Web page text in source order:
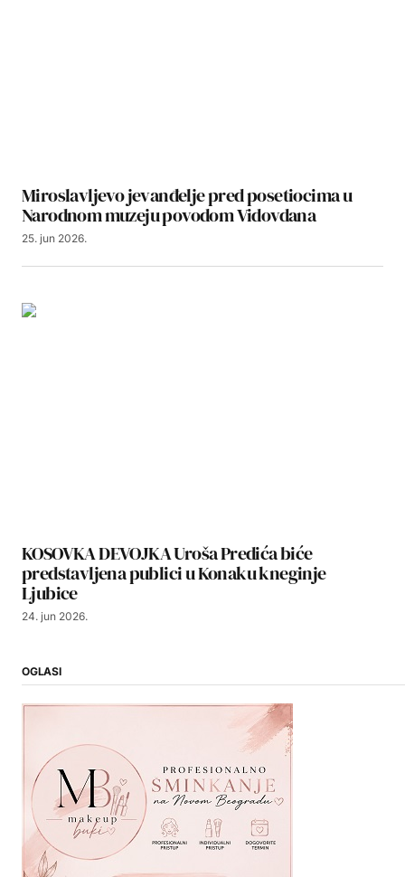
Miroslavljevo jevanđelje pred posetiocima u
Narodnom muzeju povodom Vidovdana
25. jun 2026.
KOSOVKA DEVOJKA Uroša Predića biće
predstavljena publici u Konaku kneginje
Ljubice
24. jun 2026.
OGLASI